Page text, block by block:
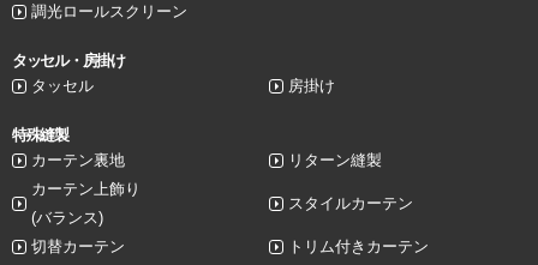
調光ロールスクリーン
タッセル・房掛け
タッセル
房掛け
特殊縫製
カーテン裏地
リターン縫製
カーテン上飾り
(バランス)
スタイルカーテン
切替カーテン トリム付きカーテン